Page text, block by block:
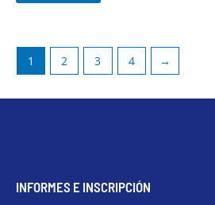
1 2 3 4 →
INFORMES E INSCRIPCIÓN